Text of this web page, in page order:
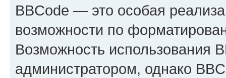
BBCode — это особая
возможности по
Возможность использования
администратором, однако